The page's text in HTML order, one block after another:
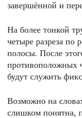
завершённой и
На более тонкой
четыре разреза по
полосы. После
противоположных
будут служить
Возможно на
слишком понятна,